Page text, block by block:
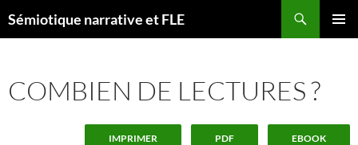
auSémiotique narrative et FLE
COMBIEN DE LECTURES ?
IMPRIMER PDF EBOOK